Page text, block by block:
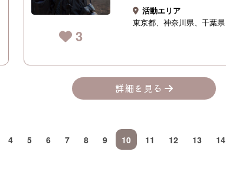
3
活動エリア
東京都
神奈川県 千葉県
詳細を見る
4 5 6 7 8 9 10 11 12 13 14